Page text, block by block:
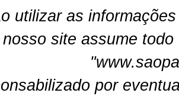
utilizar as
nosso site assume
por